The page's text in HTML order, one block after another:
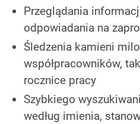
Przeglądania
odpowiadania na
Śledzenia kamieni
współpracowników,
rocznice pracy
Szybkiego
według imienia,